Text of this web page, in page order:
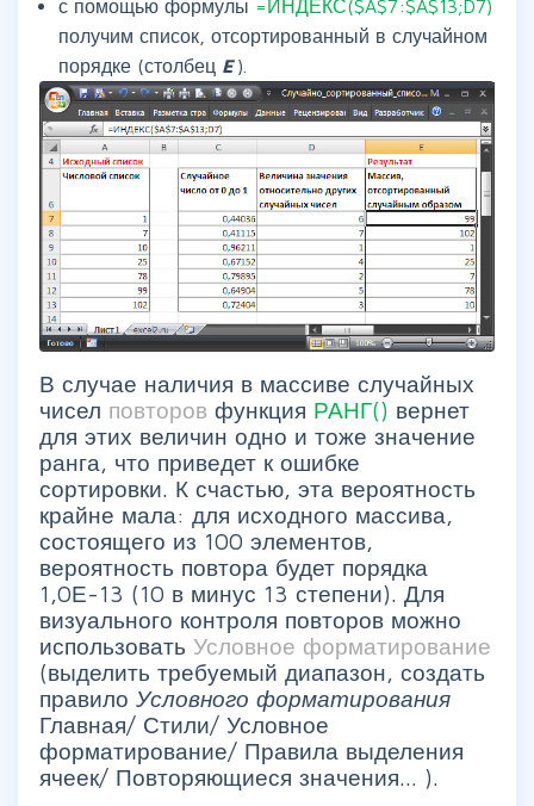
с помощью формулы =ИНДЕКС($A$7:$A$13;D7)
получим список, отсортированный в случайном
порядке (столбец E).
В случае наличия в массиве случайных
чисел повторов функция РАНГ() вернет
для этих величин одно и тоже значение
ранга, что приведет к ошибке
сортировки. К счастью, эта вероятность
крайне мала: для исходного массива,
состоящего из 100 элементов,
вероятность повтора будет порядка
1,0Е-13 (10 в минус 13 степени). Для
визуального контроля повторов можно
использовать Условное форматирование
(выделить требуемый диапазон, создать
правило Условного форматирования
Главная/ Стили/ Условное
форматирование/ Правила выделения
ячеек/ Повторяющиеся значения... ).